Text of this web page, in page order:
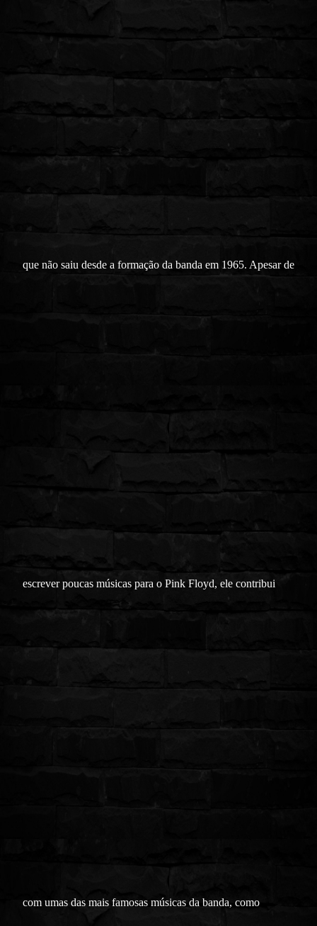
que não saiu desde a formação da banda em 1965. Apesar de
escrever poucas músicas para o Pink Floyd, ele contribui
com umas das mais famosas músicas da banda, como